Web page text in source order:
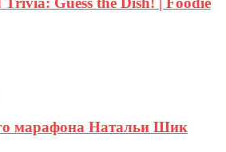
марафона Натальи Шик